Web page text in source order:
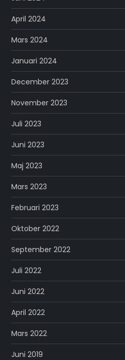
April 2024
Mars 2024
Januari 2024
December 2023
November 2023
Juli 2023
Juni 2023
Maj 2023
Mars 2023
Februari 2023
Oktober 2022
September 2022
Juli 2022
Juni 2022
April 2022
Mars 2022
Juni 2019